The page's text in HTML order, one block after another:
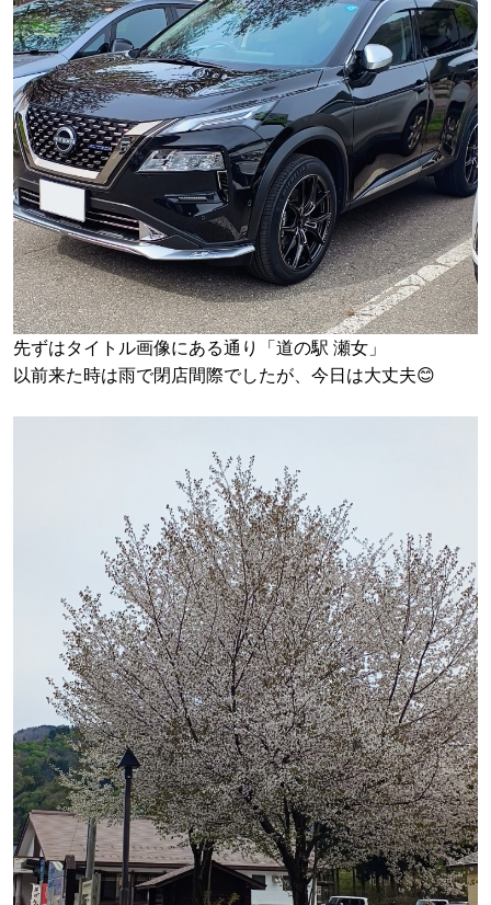
先ずはタイトル画像にある通り「道の駅 瀬女」
以前来た時は雨で閉店間際でしたが、今日は大丈夫😊